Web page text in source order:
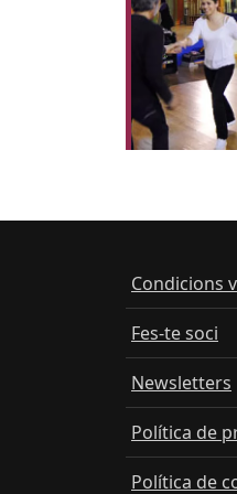
Condicions
Fes-te soci
Newsletters
Política de
Política de